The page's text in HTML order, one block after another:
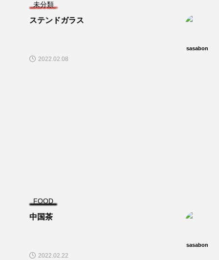
未分類
ステンドガラス
sasabon
2022.02.08
FOOD
中国茶
sasabon
2022.02.22